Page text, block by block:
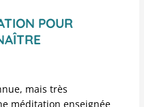
POUR
mais très
méditation enseignée